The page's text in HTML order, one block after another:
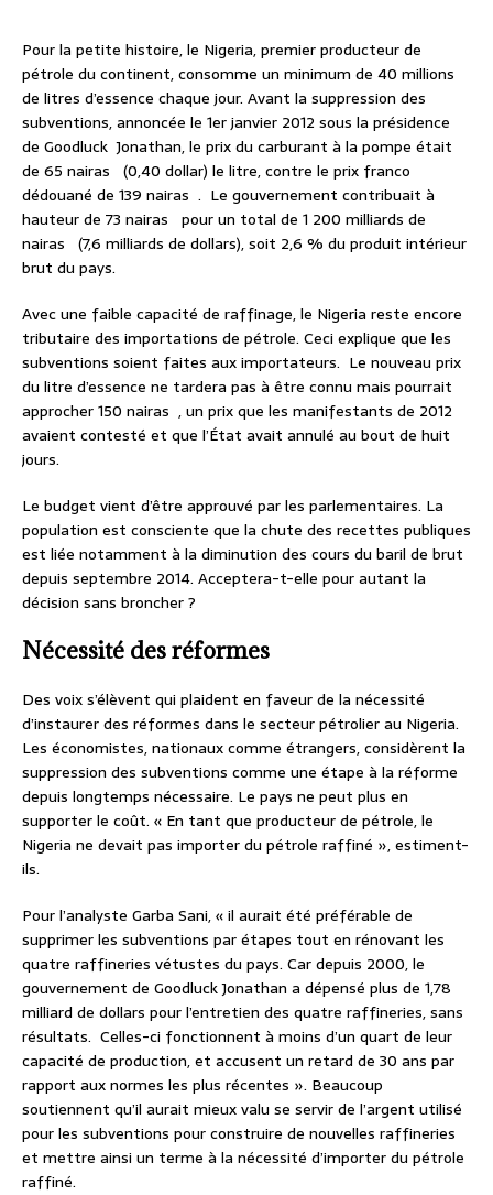
Pour la petite histoire, le Nigeria, premier producteur de
pétrole du continent, consomme un minimum de 40 millions
de litres d’essence chaque jour. Avant la suppression des
subventions, annoncée le 1er janvier 2012 sous la présidence
de Goodluck Jonathan, le prix du carburant à la pompe était
de 65 nairas (0,40 dollar) le litre, contre le prix franco
dédouané de 139 nairas . Le gouvernement contribuait à
hauteur de 73 nairas pour un total de 1 200 milliards de
nairas (7,6 milliards de dollars), soit 2,6 % du produit intérieur
brut du pays.
Avec une faible capacité de raffinage, le Nigeria reste encore
tributaire des importations de pétrole. Ceci explique que les
subventions soient faites aux importateurs. Le nouveau prix
du litre d’essence ne tardera pas à être connu mais pourrait
approcher 150 nairas , un prix que les manifestants de 2012
avaient contesté et que l’État avait annulé au bout de huit
jours.
Le budget vient d’être approuvé par les parlementaires. La
population est consciente que la chute des recettes publiques
est liée notamment à la diminution des cours du baril de brut
depuis septembre 2014. Acceptera-t-elle pour autant la
décision sans broncher ?
Nécessité des réformes
Des voix s’élèvent qui plaident en faveur de la nécessité
d’instaurer des réformes dans le secteur pétrolier au Nigeria.
Les économistes, nationaux comme étrangers, considèrent la
suppression des subventions comme une étape à la réforme
depuis longtemps nécessaire. Le pays ne peut plus en
supporter le coût. « En tant que producteur de pétrole, le
Nigeria ne devait pas importer du pétrole raffiné », estiment-
ils.
Pour l’analyste Garba Sani, « il aurait été préférable de
supprimer les subventions par étapes tout en rénovant les
quatre raffineries vétustes du pays. Car depuis 2000, le
gouvernement de Goodluck Jonathan a dépensé plus de 1,78
milliard de dollars pour l’entretien des quatre raffineries, sans
résultats. Celles-ci fonctionnent à moins d’un quart de leur
capacité de production, et accusent un retard de 30 ans par
rapport aux normes les plus récentes ». Beaucoup
soutiennent qu’il aurait mieux valu se servir de l’argent utilisé
pour les subventions pour construire de nouvelles raffineries
et mettre ainsi un terme à la nécessité d’importer du pétrole
raffiné.